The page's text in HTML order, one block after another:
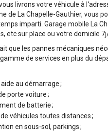
livrons votre véhicule à
de La Chapelle-Gauthier, vous
imparti. Garage mobile La
etc sur place ou votre domicile
que les pannes mécaniques
de services en plus du
au démarrage ;
porte voiture ;
de batterie ;
véhicules toutes distances ;
en sous-sol, parkings ;